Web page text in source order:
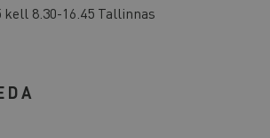
kell 8.30-16.45 Tallinnas